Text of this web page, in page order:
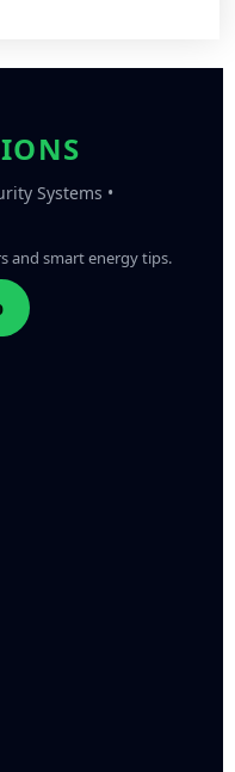
Systems •
and smart energy tips.